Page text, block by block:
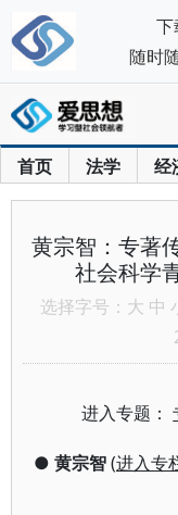
首页 法学 经
黄宗智：专著
社会科学
选择字号： 大 中
进入专题：
● 黄宗智(进入专
下
随时